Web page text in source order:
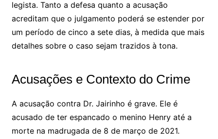
legista. Tanto a defesa quanto a acusação
acreditam que o julgamento poderá se estender por
um período de cinco a sete dias, à medida que mais
detalhes sobre o caso sejam trazidos à tona.
Acusações e Contexto do Crime
A acusação contra Dr. Jairinho é grave. Ele é
acusado de ter espancado o menino Henry até a
morte na madrugada de 8 de março de 2021.